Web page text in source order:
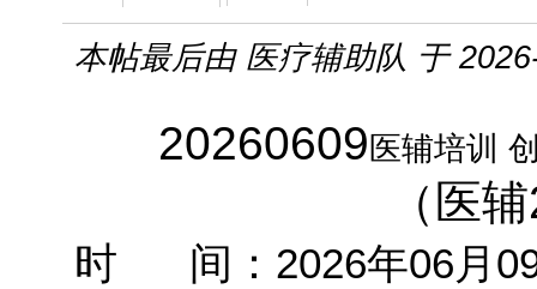
本帖最后由 医疗辅助队 于
20260609 医辅培训
（医
时 间： 2026年06月